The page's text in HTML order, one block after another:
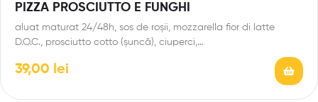
PIZZA PROSCIUTTO E FUNGHI
aluat maturat 24/48h, sos de roșii, mozzarella fior di latte
D.O.C., prosciutto cotto (șuncă), ciuperci,…
39,00 lei